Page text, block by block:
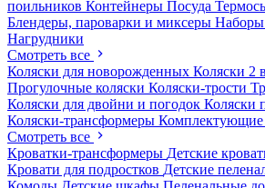
поильников Контейнеры Посуда
Блендеры, пароварки и миксеры Наборы
Нагрудники
Смотреть все
Коляски для новорожденных Коляски 2
Прогулочные коляски Коляски-трости
Коляски для двойни и погодок Коляски
Коляски-трансформеры Комплектующие
Смотреть все
Кроватки-трансформеры Детские
Кровати для подростков Детские